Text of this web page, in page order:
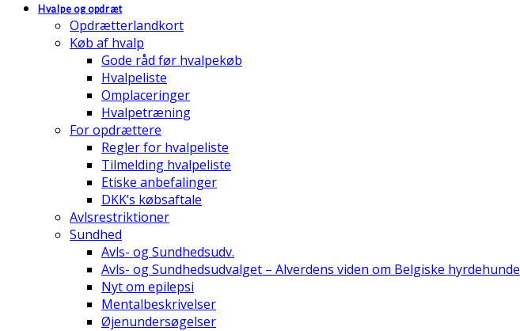
Hvalpe og opdræt
Opdrætterlandkort
Køb af hvalp
Gode råd før hvalpekøb
Hvalpeliste
Omplaceringer
Hvalpetræning
For opdrættere
Regler for hvalpeliste
Tilmelding hvalpeliste
Etiske anbefalinger
DKK’s købsaftale
Avlsrestriktioner
Sundhed
Avls- og Sundhedsudv.
Avls- og Sundhedsudvalget – Alverdens viden om Belgiske hyrdehunde
Nyt om epilepsi
Mentalbeskrivelser
Øjenundersøgelser